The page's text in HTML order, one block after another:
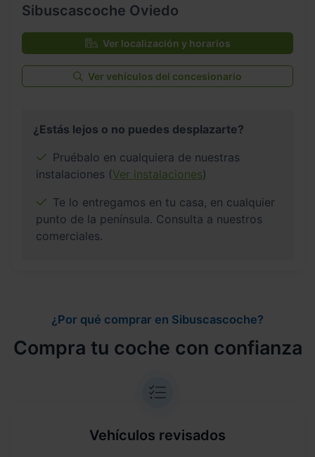
Sibuscascoche Oviedo
Ver localización y horarios
Ver vehículos del concesionario
¿Estás lejos o no puedes desplazarte?
Pruébalo en cualquiera de nuestras
instalaciones (Ver instalaciones)
Te lo entregamos en tu casa, en cualquier
punto de la península. Consulta a nuestros
comerciales.
¿Por qué comprar en Sibuscascoche?
Compra tu coche con confianza
Vehículos revisados